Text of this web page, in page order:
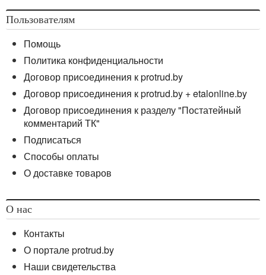
Пользователям
Помощь
Политика конфиденциальности
Договор присоединения к protrud.by
Договор присоединения к protrud.by + etalonline.by
Договор присоединения к разделу "Постатейный
комментарий ТК"
Подписаться
Способы оплаты
О доставке товаров
О нас
Контакты
О портале protrud.by
Наши свидетельства